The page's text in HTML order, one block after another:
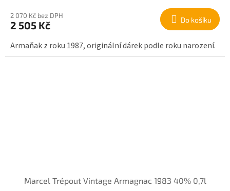
2 070 Kč bez DPH
2 505 Kč Do košíku
Armaňak z roku 1987, originální dárek podle roku narození.
Marcel Trépout Vintage Armagnac 1983 40% 0,7l